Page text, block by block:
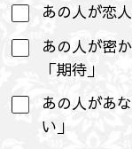
あの人が恋
あの人が密
「期待」
あの人があ
い」